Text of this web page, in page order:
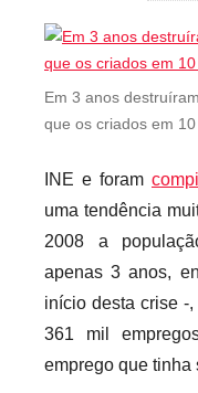
Em 3 anos
que os criados em
INE e foram
uma tendência
2008 a
apenas 3 anos,
início desta crise -
361 mil
emprego que tinha